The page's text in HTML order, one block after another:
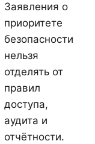
Заявления о
приоритете
безопасности
нельзя
отделять от
правил
доступа,
аудита и
отчётности.